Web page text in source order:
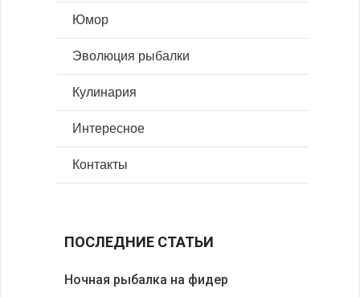
Юмор
Эволюция рыбалки
Кулинария
Интересное
Контакты
ПОСЛЕДНИЕ СТАТЬИ
Ночная рыбалка на фидер